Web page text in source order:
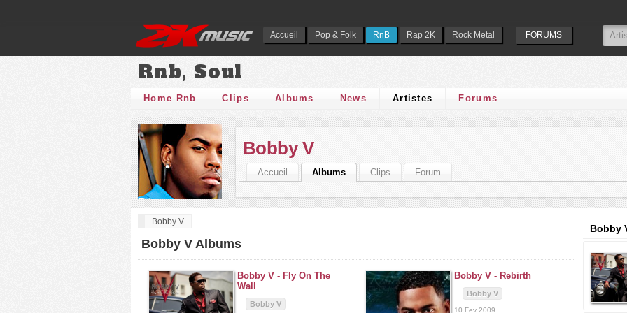
Accueil Pop & Folk RnB Rap 2K Rock Metal FORUMS
Rnb, Soul
Home Rnb Clips Albums News Artistes Forums
Bobby V
Accueil Albums Clips Forum
Bobby V
Bobby V Albums
Bobby V - Fly On The
Wall
Bobby V
Bobby V - Rebirth
Bobby V
10 Fev 2009
Bobby